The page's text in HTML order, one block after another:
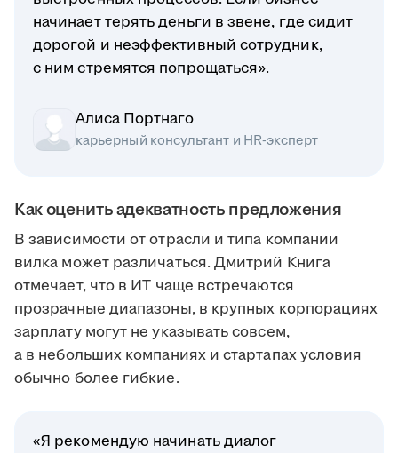
начинает терять деньги в звене, где сидит
дорогой и неэффективный сотрудник,
с ним стремятся попрощаться».
Алиса Портнаго
карьерный консультант и HR-эксперт
Как оценить адекватность предложения
В зависимости от отрасли и типа компании
вилка может различаться. Дмитрий Книга
отмечает, что в ИТ чаще встречаются
прозрачные диапазоны, в крупных корпорациях
зарплату могут не указывать совсем,
а в небольших компаниях и стартапах условия
обычно более гибкие.
«Я рекомендую начинать диалог